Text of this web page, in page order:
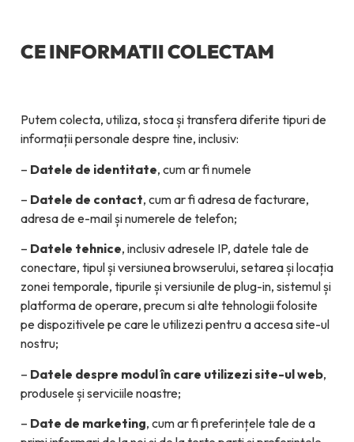
CE INFORMATII COLECTAM
Putem colecta, utiliza, stoca și transfera diferite tipuri de
informații personale despre tine, inclusiv:
– Datele de identitate, cum ar fi numele
– Datele de contact, cum ar fi adresa de facturare,
adresa de e-mail și numerele de telefon;
– Datele tehnice, inclusiv adresele IP, datele tale de
conectare, tipul și versiunea browserului, setarea și locația
zonei temporale, tipurile și versiunile de plug-in, sistemul și
platforma de operare, precum si alte tehnologii folosite
pe dispozitivele pe care le utilizezi pentru a accesa site-ul
nostru;
– Datele despre modul în care utilizezi site-ul web,
produsele și serviciile noastre;
– Date de marketing, cum ar fi preferințele tale de a